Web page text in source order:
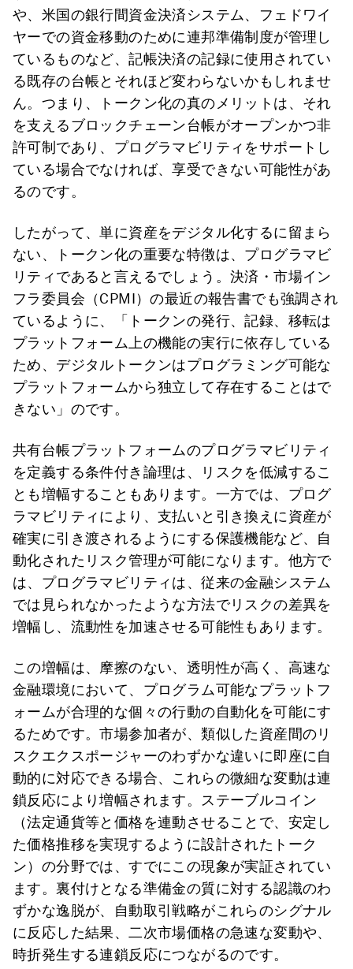
や、米国の銀行間資金決済システム、フェドワイ
ヤーでの資金移動のために連邦準備制度が管理し
ているものなど、記帳決済の記録に使用されてい
る既存の台帳とそれほど変わらないかもしれませ
ん。つまり、トークン化の真のメリットは、それ
を支えるブロックチェーン台帳がオープンかつ非
許可制であり、プログラマビリティをサポートし
ている場合でなければ、享受できない可能性があ
るのです。
したがって、単に資産をデジタル化するに留まら
ない、トークン化の重要な特徴は、プログラマビ
リティであると言えるでしょう。決済・市場イン
フラ委員会（CPMI）の最近の報告書でも強調され
ているように、「トークンの発行、記録、移転は
プラットフォーム上の機能の実行に依存している
ため、デジタルトークンはプログラミング可能な
プラットフォームから独立して存在することはで
きない」のです。
共有台帳プラットフォームのプログラマビリティ
を定義する条件付き論理は、リスクを低減するこ
とも増幅することもあります。一方では、プログ
ラマビリティにより、支払いと引き換えに資産が
確実に引き渡されるようにする保護機能など、自
動化されたリスク管理が可能になります。他方で
は、プログラマビリティは、従来の金融システム
では見られなかったような方法でリスクの差異を
増幅し、流動性を加速させる可能性もあります。
この増幅は、摩擦のない、透明性が高く、高速な
金融環境において、プログラム可能なプラットフ
ォームが合理的な個々の行動の自動化を可能にす
るためです。市場参加者が、類似した資産間のリ
スクエクスポージャーのわずかな違いに即座に自
動的に対応できる場合、これらの微細な変動は連
鎖反応により増幅されます。ステーブルコイン
（法定通貨等と価格を連動させることで、安定し
た価格推移を実現するように設計されたトーク
ン）の分野では、すでにこの現象が実証されてい
ます。裏付けとなる準備金の質に対する認識のわ
ずかな逸脱が、自動取引戦略がこれらのシグナル
に反応した結果、二次市場価格の急速な変動や、
時折発生する連鎖反応につながるのです。